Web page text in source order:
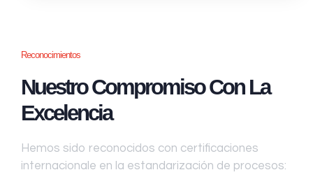
Reconocimientos
Nuestro Compromiso Con La
Excelencia
Hemos sido reconocidos con certificaciones
internacionale en la estandarización de procesos: